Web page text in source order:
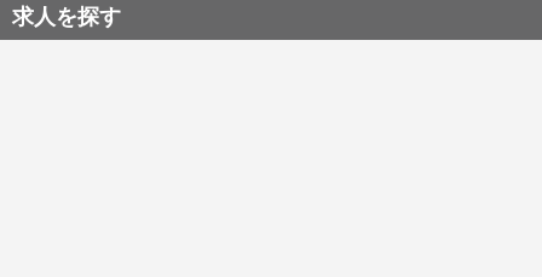
求人を探す